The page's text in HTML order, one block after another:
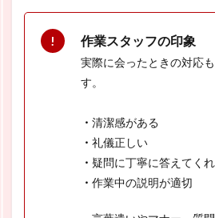
作業スタッフの印象
実際に会ったときの対応
す。
・ 清潔感がある
・ 礼儀正しい
・ 疑問に丁寧に答えてく
・ 作業中の説明が適切